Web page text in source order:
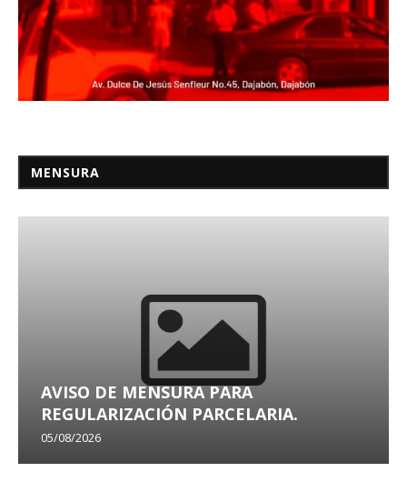
MENSURA
AVISO DE MENSURA PARA
REGULARIZACIÓN PARCELARIA.
05/08/2026